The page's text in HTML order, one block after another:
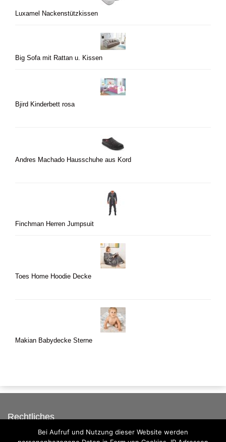
Luxamel Nackenstützkissen
Big Sofa mit Rattan u. Kissen
Bjird Kinderbett rosa
Andres Machado Hausschuhe aus Kord
Finchman Herren Jumpsuit
Toes Home Hoodie Decke
Makian Babydecke Sterne
Rechtliches
Auf dieser Seite werben
Bei Aufruf und Nutzung dieser Website werden